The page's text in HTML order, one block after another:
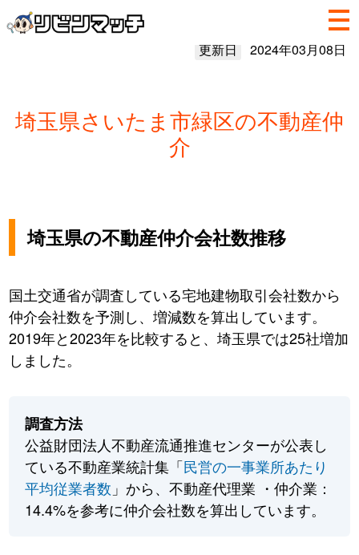
更新日 2024年03月08日
埼玉県さいたま市緑区の不動産仲
介
埼玉県の不動産仲介会社数推移
国土交通省が調査している宅地建物取引会社数から
仲介会社数を予測し、増減数を算出しています。
2019年と2023年を比較すると、埼玉県では25社増加
しました。
調査方法
公益財団法人不動産流通推進センターが公表し
ている不動産業統計集「民営の一事業所あたり
平均従業者数 」から、不動産代理業 ・仲介業：
14.4%を参考に仲介会社数を算出しています。